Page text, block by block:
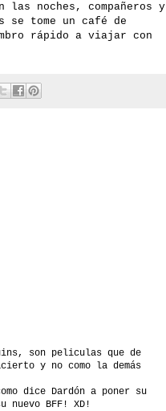
noches, compañeros y
se tome un café de
rápido a viajar con
son peliculas que de
y no como la demás
dice Dardón a poner su
BFF! XD!